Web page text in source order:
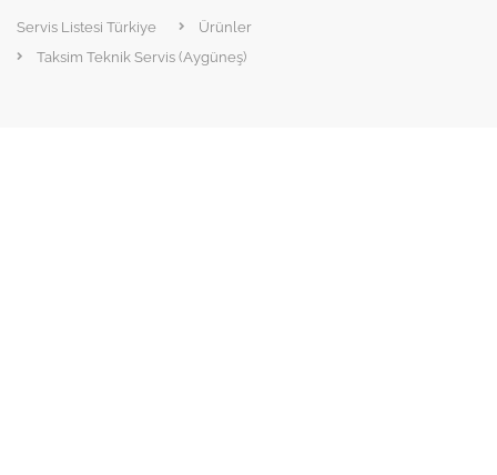
Servis Listesi Türkiye
Ürünler
Taksim Teknik Servis (Aygüneş)